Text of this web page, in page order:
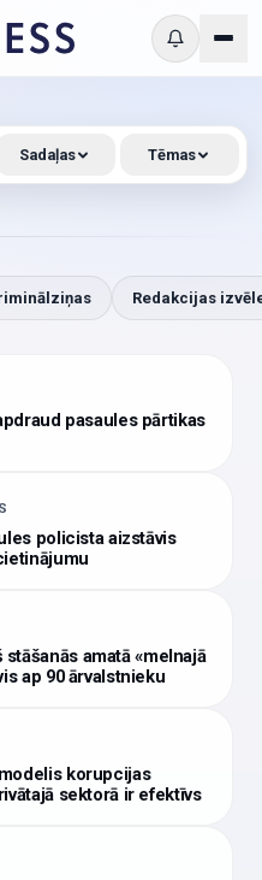
Redakcijas
pasaules pārtikas
policista aizstāvis
stāšanās amatā «melnajā
ap 90 ārvalstnieku
korupcijas
sektorā ir efektīvs
Sadaļas Tēmas